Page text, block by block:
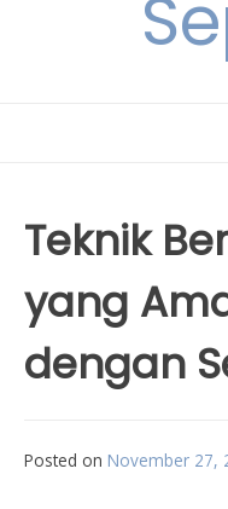
Teknik
yang
dengan
Posted on November 27,